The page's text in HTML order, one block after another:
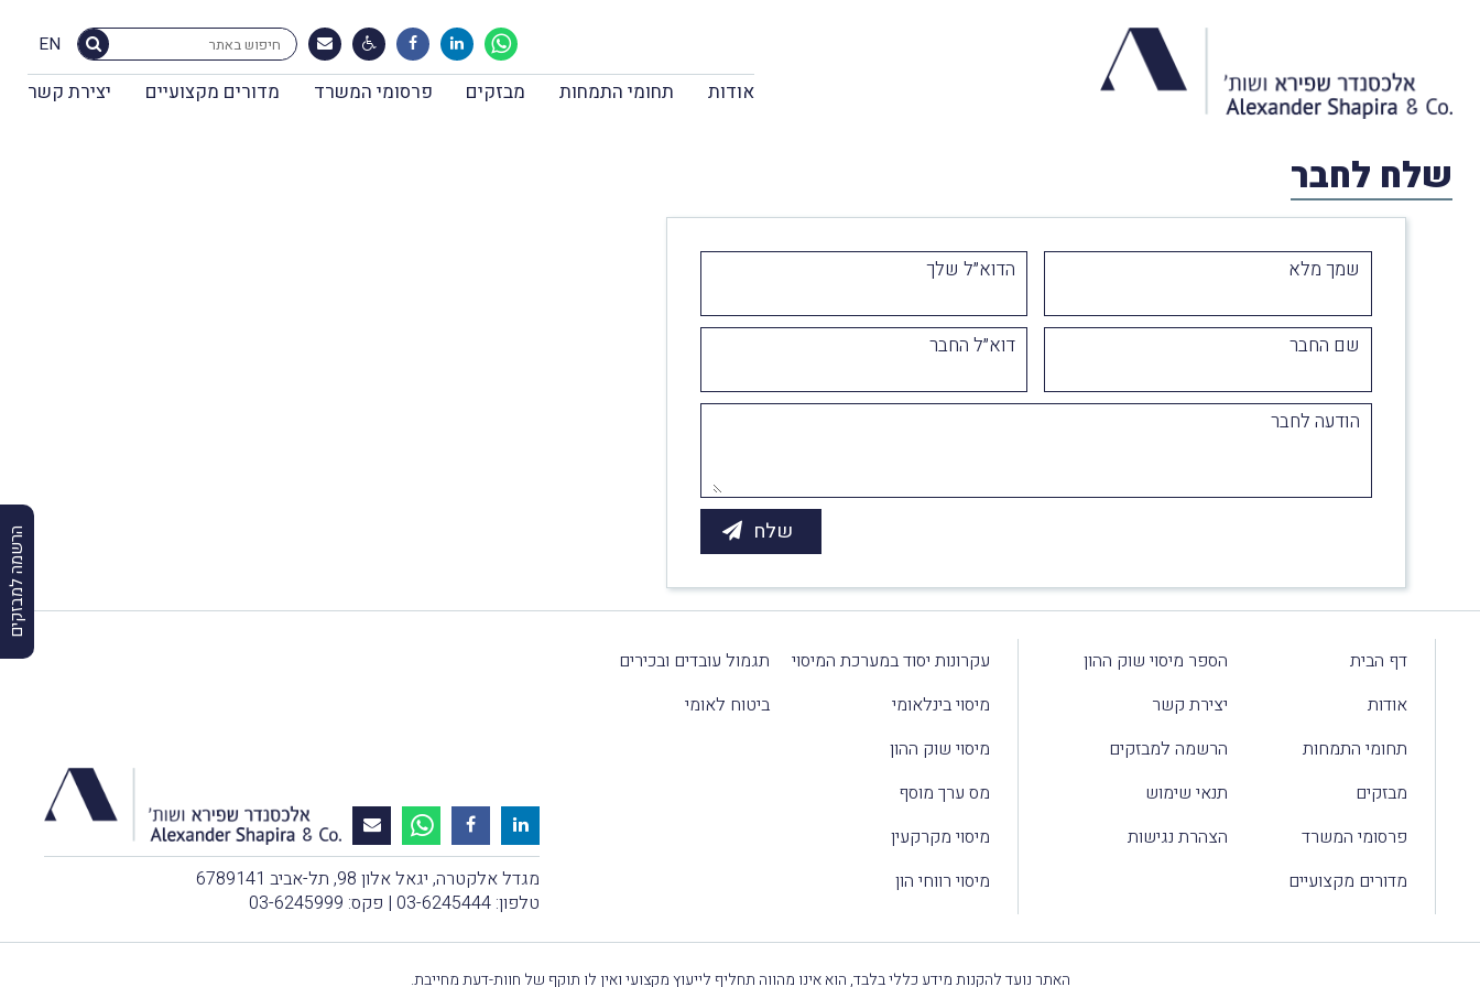
EN
אודות תחומי התמחות מבזקים פרסומי המשרד מדורים מקצועיים יצירת קשר
הרשמה למבזקים
שלח לחבר
שמך מלא הדוא״ל שלך
שם החבר דוא״ל החבר
הודעה לחבר
דף הבית
אודות
תחומי התמחות
מבזקים
פרסומי המשרד
מדורים מקצועיים
הספר מיסוי שוק ההון
יצירת קשר
הרשמה למבזקים
תנאי שימוש
הצהרת נגישות
עקרונות יסוד במערכת המיסוי
מיסוי בינלאומי
מיסוי שוק ההון
מס ערך מוסף
מיסוי מקרקעין
מיסוי רווחי הון
תגמול עובדים ובכירים
ביטוח לאומי
מגדל אלקטרה, יגאל אלון 98, תל-אביב 6789141
טלפון: 03-6245444 | פקס: 03-6245999
האתר נועד להקנות מידע כללי בלבד, הוא אינו מהווה תחליף לייעוץ מקצועי ואין לו תוקף של חוות-דעת מחייבת.